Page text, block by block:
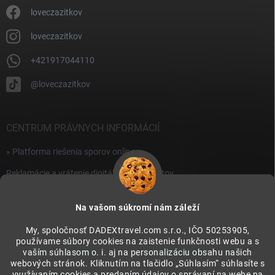
Na vašom súkromí nám záleží
My, spoločnosť DADEXtravel.com s.r.o., IČO 50253905,
používame súbory cookies na zaistenie funkčnosti webu a s
vaším súhlasom o. i. aj na personalizáciu obsahu našich
webových stránok. Kliknutím na tlačidlo „Súhlasím“ súhlasíte s
loveczazitkov
loveczazitkov
+421917044110
@loveczazitkov
CENTRUM PRÁVNYCH INFORMÁCIÍ
» Platforma riešenia sporov online
Reklamácie a vrátenie digitálnych produktov
» Všeobecné obchodné podmienky
PRIJÍMAME ONLINE PLATBY